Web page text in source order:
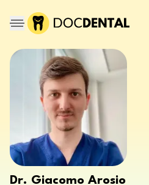
Dr. Giacomo Arosio